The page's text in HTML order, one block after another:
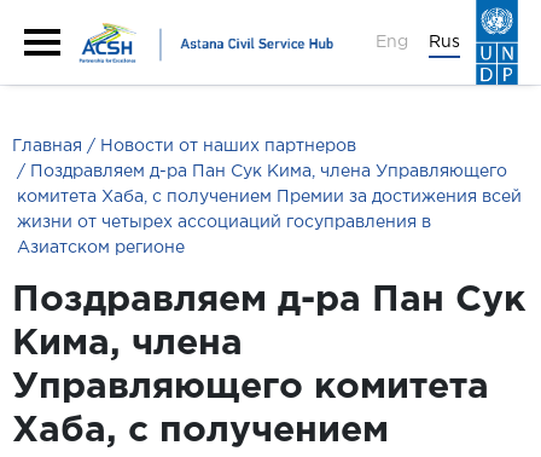
Eng Rus
Главная
Новости от наших партнеров
Поздравляем д-ра Пан Сук Кима, члена Управляющего
комитета Хаба, с получением Премии за достижения всей
жизни от четырех ассоциаций госуправления в
Азиатском регионе
Поздравляем д-ра Пан Сук
Кима, члена
Управляющего комитета
Хаба, с получением